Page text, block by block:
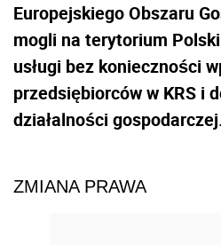
Europejskiego Obszaru
mogli na terytorium
usługi bez konieczności
przedsiębiorców w KRS i
działalności
ZMIANA PRAWA